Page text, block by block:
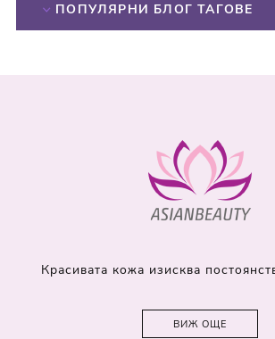
ПОПУЛЯРНИ БЛОГ ТАГОВЕ
Красивата кожа изисква
ВИЖ ОЩЕ